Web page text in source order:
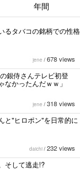
年間
るタバコの銘柄での性格
jene / 678 views
銀侍さんテレビ初登
かったんだｗｗ」
jene / 318 views
と"ヒロポン"を日常的に
daichi / 232 views
そして逃走!?